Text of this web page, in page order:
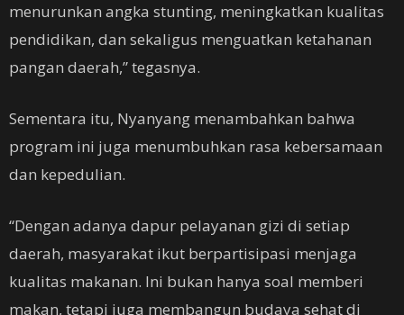
menurunkan angka stunting, meningkatkan kualitas
pendidikan, dan sekaligus menguatkan ketahanan
pangan daerah,” tegasnya.
Sementara itu, Nyanyang menambahkan bahwa
program ini juga menumbuhkan rasa kebersamaan
dan kepedulian.
“Dengan adanya dapur pelayanan gizi di setiap
daerah, masyarakat ikut berpartisipasi menjaga
kualitas makanan. Ini bukan hanya soal memberi
makan, tetapi juga membangun budaya sehat di